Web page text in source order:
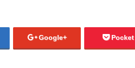
Google+ Pocket